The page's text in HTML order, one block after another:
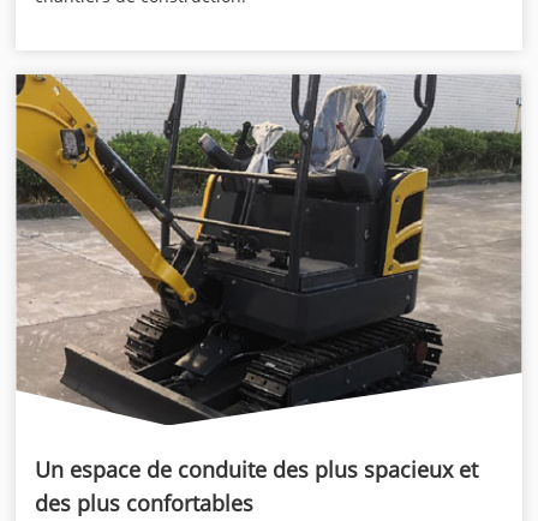
Un espace de conduite des plus spacieux et
des plus confortables